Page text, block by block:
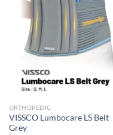
ORTHOPEDIC
VISSCO Lumbocare LS Belt
Grey